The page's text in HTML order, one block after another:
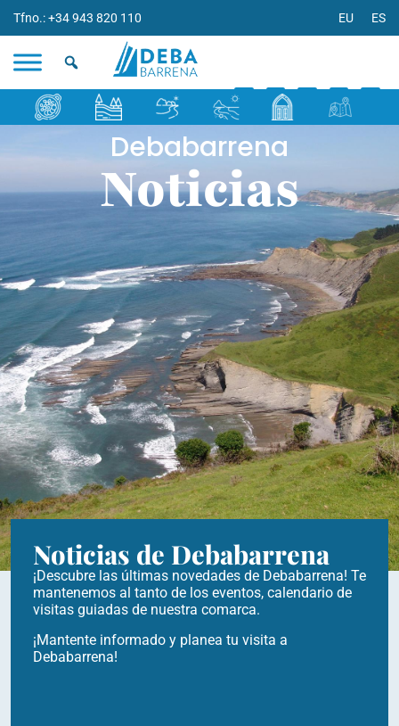
Tfno.: +34 943 820 110 EU ES
Debabarrena
Noticias
Noticias de Debabarrena
¡Descubre las últimas novedades de Debabarrena! Te
mantenemos al tanto de los eventos, calendario de
visitas guiadas de nuestra comarca.
¡Mantente informado y planea tu visita a
Debabarrena!